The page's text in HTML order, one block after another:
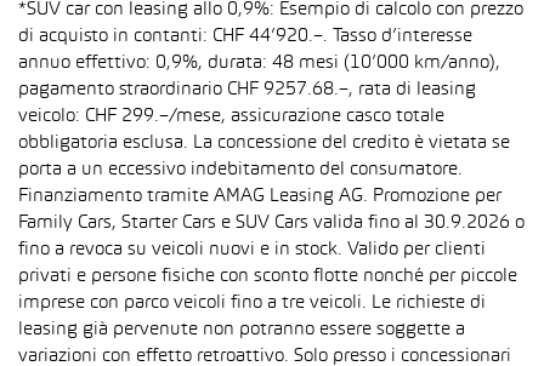
*SUV car con leasing allo 0,9%: Esempio di calcolo con prezzo
di acquisto in contanti: CHF 44’920.–. Tasso d’interesse
annuo effettivo: 0,9%, durata: 48 mesi (10’000 km/anno),
pagamento straordinario CHF 9257.68.–, rata di leasing
veicolo: CHF 299.–/mese, assicurazione casco totale
obbligatoria esclusa. La concessione del credito è vietata se
porta a un eccessivo indebitamento del consumatore.
Finanziamento tramite AMAG Leasing AG. Promozione per
Family Cars, Starter Cars e SUV Cars valida fino al 30.9.2026 o
fino a revoca su veicoli nuovi e in stock. Valido per clienti
privati e persone fisiche con sconto flotte nonché per piccole
imprese con parco veicoli fino a tre veicoli. Le richieste di
leasing già pervenute non potranno essere soggette a
variazioni con effetto retroattivo. Solo presso i concessionari